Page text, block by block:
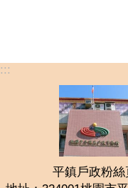
:::
平鎮戶政粉絲